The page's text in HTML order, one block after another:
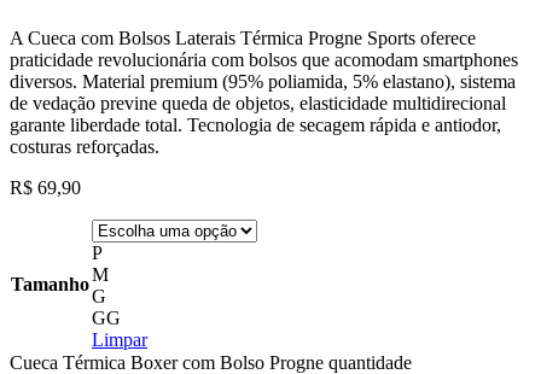
A Cueca com Bolsos Laterais Térmica Progne Sports oferece
praticidade revolucionária com bolsos que acomodam smartphones
diversos. Material premium (95% poliamida, 5% elastano), sistema
de vedação previne queda de objetos, elasticidade multidirecional
garante liberdade total. Tecnologia de secagem rápida e antiodor,
costuras reforçadas.
R$ 69,90
Tamanho
P
M
G
GG
Limpar
Cueca Térmica Boxer com Bolso Progne quantidade